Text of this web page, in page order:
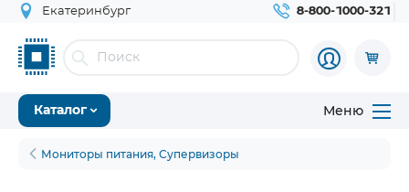
Екатеринбург 8-800-1000-321
Каталог Меню
Мониторы питания, Супервизоры